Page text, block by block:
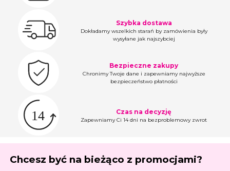
Szybka dostawa
Dokładamy wszelkich starań by zamówienia były
wysyłane jak najszybciej
Bezpieczne zakupy
Chronimy Twoje dane i zapewniamy najwyższe
bezpieczeństwo płatności
Czas na decyzję
Zapewniamy Ci 14 dni na bezproblemowy zwrot
Chcesz być na bieżąco z promocjami?